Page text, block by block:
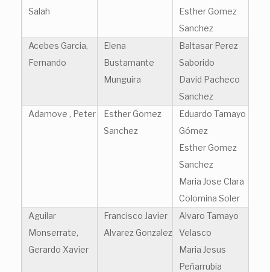
Salah
Esther Gomez
Sanchez
Acebes Garcia,
Fernando
Elena
Bustamante
Munguira
Baltasar Perez
Saborido
David Pacheco
Sanchez
Adamove , Peter
Esther Gomez
Sanchez
Eduardo Tamayo
Gómez
Esther Gomez
Sanchez
Maria Jose Clara
Colomina Soler
Aguilar
Monserrate,
Gerardo Xavier
Francisco Javier
Alvarez Gonzalez
Alvaro Tamayo
Velasco
Maria Jesus
Peñarrubia